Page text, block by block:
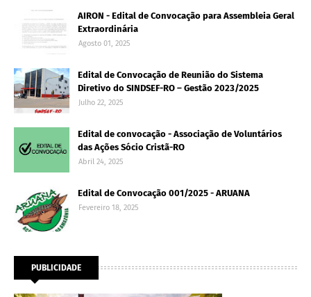
AIRON - Edital de Convocação para Assembleia Geral
Extraordinária
Agosto 01, 2025
Edital de Convocação de Reunião do Sistema
Diretivo do SINDSEF-RO – Gestão 2023/2025
Julho 22, 2025
Edital de convocação - Associação de Voluntários
das Ações Sócio Cristã-RO
Abril 24, 2025
Edital de Convocação 001/2025 - ARUANA
Fevereiro 18, 2025
PUBLICIDADE